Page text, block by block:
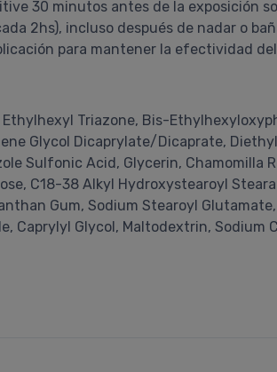
30 minutos antes de la exposición
2hs), incluso después de nadar o
para mantener la efectividad
Triazone, Bis-
Glycol Dicaprylate/Dicaprate,
Sulfonic Acid, Glycerin, Chamomilla
C18-38 Alkyl Hydroxystearoyl
Gum, Sodium Stearoyl
Caprylyl Glycol, Maltodextrin, Sodium